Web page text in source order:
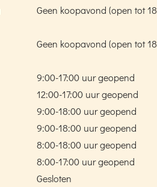
Geen koopavond (open tot 18
Geen koopavond (open tot 18
9:00-17:00 uur geopend
12:00-17:00 uur geopend
9:00-18:00 uur geopend
9:00-18:00 uur geopend
8:00-18:00 uur geopend
8:00-17:00 uur geopend
Gesloten